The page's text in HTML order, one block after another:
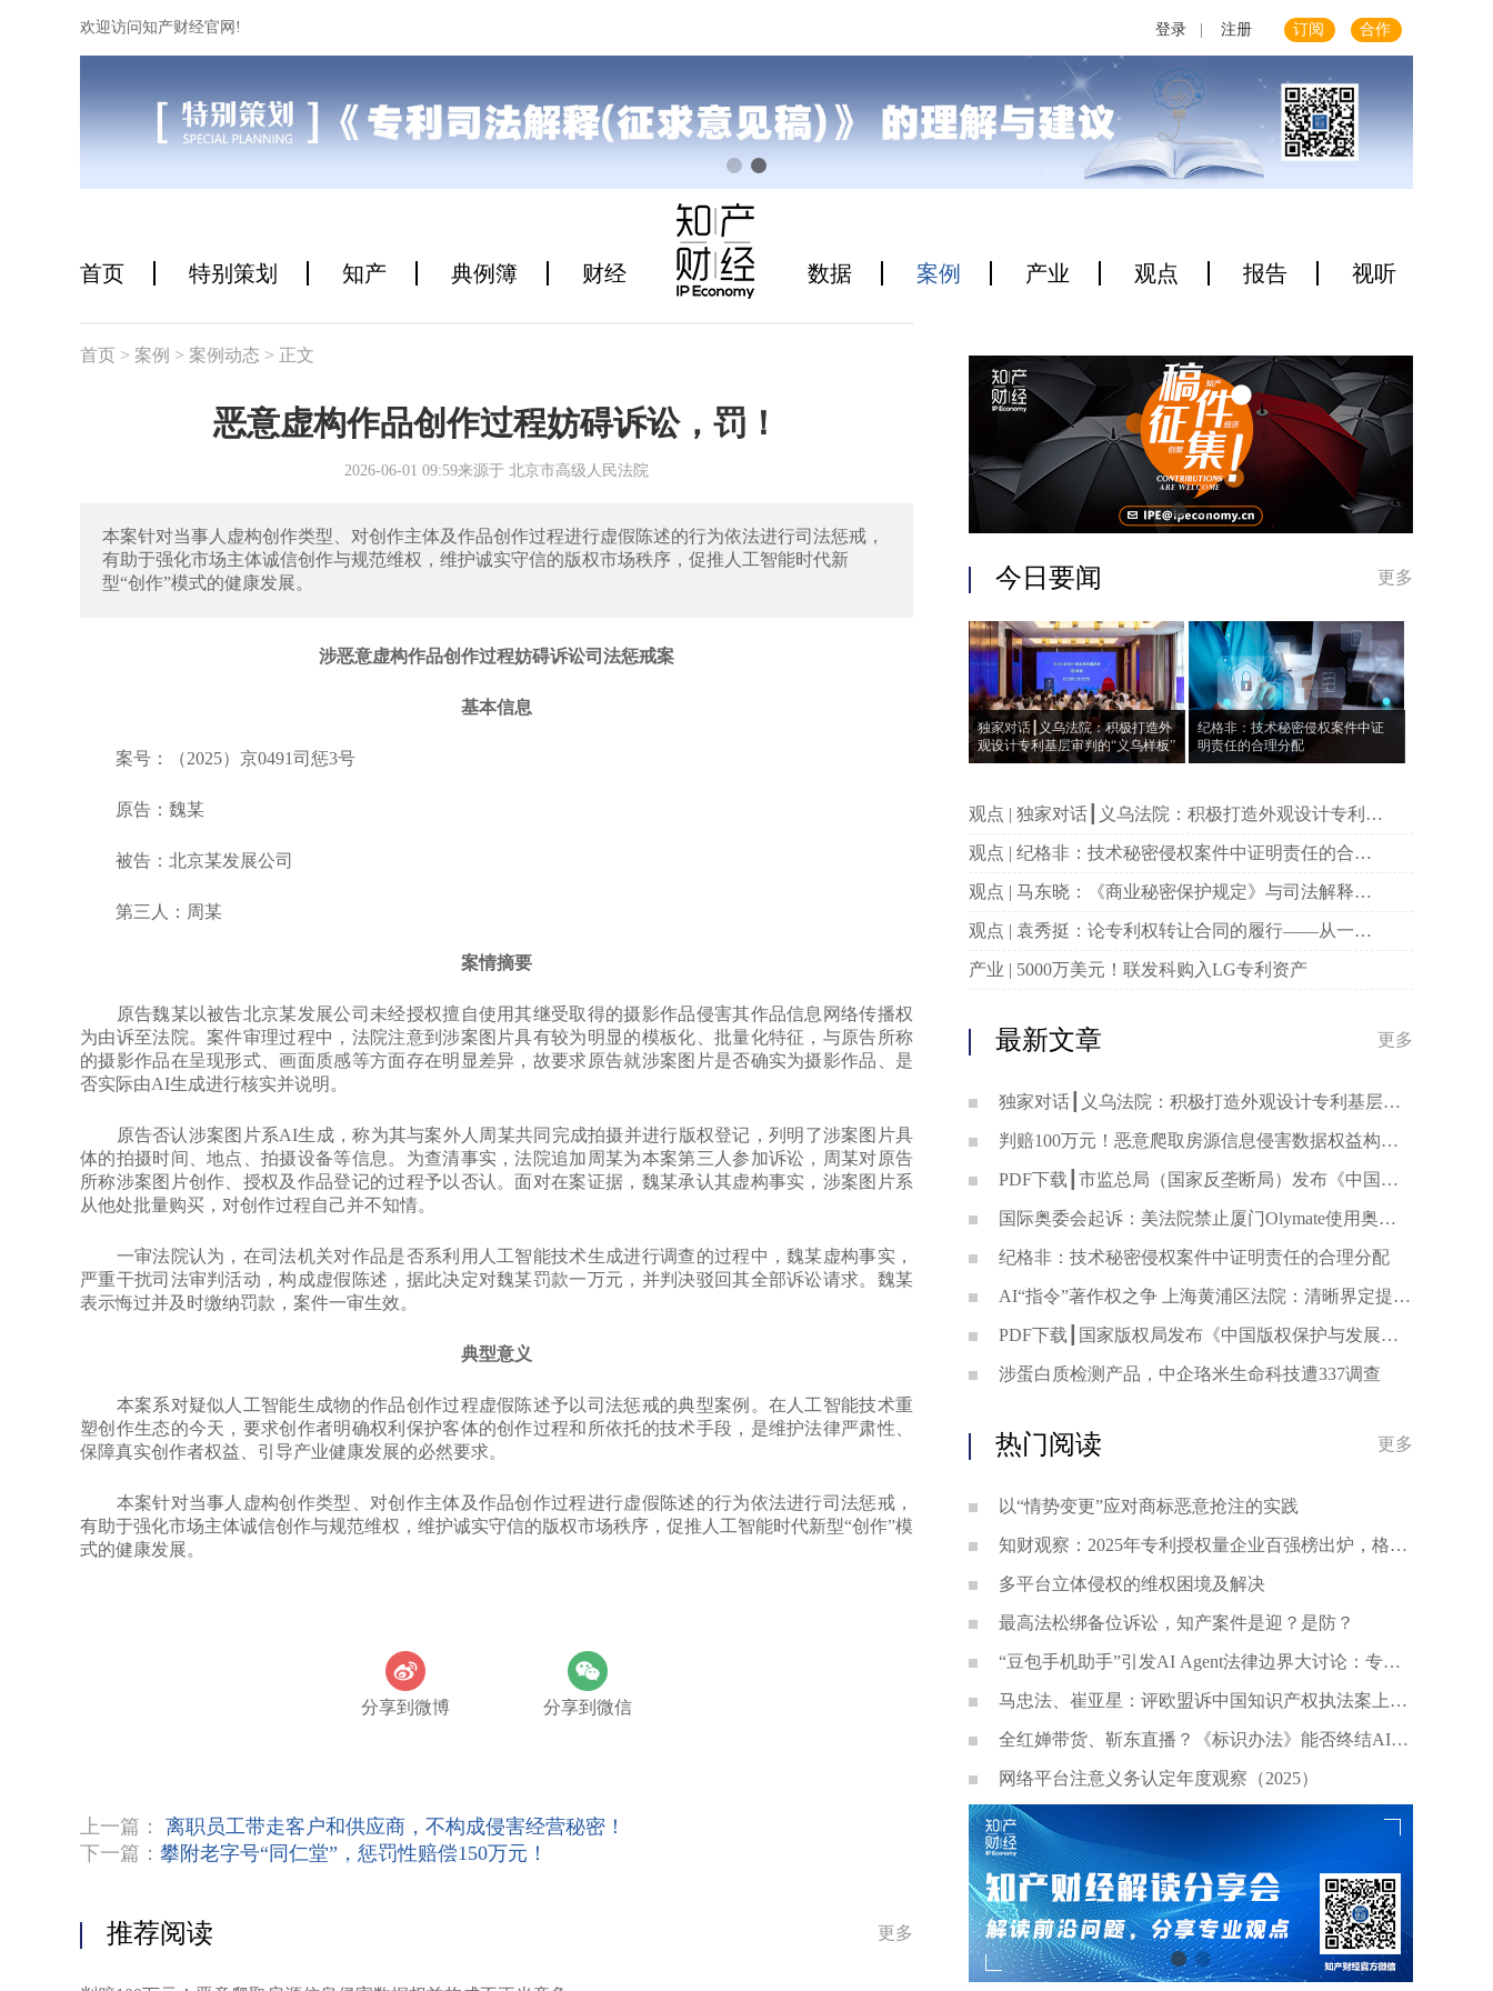
欢迎访问知产财经官网! 登录 注册 订阅 合作
首页 特别策划 知产 典例簿 财经 数据 案例 产业 观点 报告 视听
首页 > 案例 > 案例动态 > 正文
恶意虚构作品创作过程妨碍诉讼，罚！
2026-06-01 09:59来源于 北京市高级人民法院
本案针对当事人虚构创作类型、对创作主体及作品创作过程进行虚假陈述的行为依法进行司法惩戒，
有助于强化市场主体诚信创作与规范维权，维护诚实守信的版权市场秩序，促推人工智能时代新
型“创作”模式的健康发展。
涉恶意虚构作品创作过程妨碍诉讼司法惩戒案
基本信息
案号：（2025）京0491司惩3号
原告：魏某
被告：北京某发展公司
第三人：周某
案情摘要
原告魏某以被告北京某发展公司未经授权擅自使用其继受取得的摄影作品侵害其作品信息网络传播权
为由诉至法院。案件审理过程中，法院注意到涉案图片具有较为明显的模板化、批量化特征，与原告所称
的摄影作品在呈现形式、画面质感等方面存在明显差异，故要求原告就涉案图片是否确实为摄影作品、是
否实际由AI生成进行核实并说明。
原告否认涉案图片系AI生成，称为其与案外人周某共同完成拍摄并进行版权登记，列明了涉案图片具
体的拍摄时间、地点、拍摄设备等信息。为查清事实，法院追加周某为本案第三人参加诉讼，周某对原告
所称涉案图片创作、授权及作品登记的过程予以否认。面对在案证据，魏某承认其虚构事实，涉案图片系
从他处批量购买，对创作过程自己并不知情。
一审法院认为，在司法机关对作品是否系利用人工智能技术生成进行调查的过程中，魏某虚构事实，
严重干扰司法审判活动，构成虚假陈述，据此决定对魏某罚款一万元，并判决驳回其全部诉讼请求。魏某
表示悔过并及时缴纳罚款，案件一审生效。
典型意义
本案系对疑似人工智能生成物的作品创作过程虚假陈述予以司法惩戒的典型案例。在人工智能技术重
塑创作生态的今天，要求创作者明确权利保护客体的创作过程和所依托的技术手段，是维护法律严肃性、
保障真实创作者权益、引导产业健康发展的必然要求。
本案针对当事人虚构创作类型、对创作主体及作品创作过程进行虚假陈述的行为依法进行司法惩戒，
有助于强化市场主体诚信创作与规范维权，维护诚实守信的版权市场秩序，促推人工智能时代新型“创作”模
式的健康发展。
分享到微博 分享到微信
上一篇： 离职员工带走客户和供应商，不构成侵害经营秘密！
下一篇： 攀附老字号“同仁堂”，惩罚性赔偿150万元！
推荐阅读 更多
今日要闻 更多
独家对话┃义乌法院：积极打造外
观设计专利基层审判的“义乌样板”
纪格非：技术秘密侵权案件中证
明责任的合理分配
观点 | 独家对话┃义乌法院：积极打造外观设计专利基
层审判的“义乌样板”
观点 | 纪格非：技术秘密侵权案件中证明责任的合理
分配
观点 | 马东晓：《商业秘密保护规定》与司法解释的
对比与变化
观点 | 袁秀挺：论专利权转让合同的履行——从一则
案例谈起
产业 | 5000万美元！联发科购入LG专利资产
最新文章 更多
独家对话┃义乌法院：积极打造外观设计专利基层审
判的“义乌样板”
判赔100万元！恶意爬取房源信息侵害数据权益构成
不正当竞争
PDF下载┃市监总局（国家反垄断局）发布《中国反
垄断执法年度报告（2025）》
国际奥委会起诉：美法院禁止厦门Olymate使用奥运
标志
纪格非：技术秘密侵权案件中证明责任的合理分配
AI“指令”著作权之争 上海黄浦区法院：清晰界定提示
词独创性表达的标准
PDF下载┃国家版权局发布《中国版权保护与发展状
况（2025）》
涉蛋白质检测产品，中企珞米生命科技遭337调查
热门阅读 更多
以“情势变更”应对商标恶意抢注的实践
知财观察：2025年专利授权量企业百强榜出炉，格力
等头部企业引领创新浪潮
多平台立体侵权的维权困境及解决
最高法松绑备位诉讼，知产案件是迎？是防？
“豆包手机助手”引发AI Agent法律边界大讨论：专家
深度剖析数据合规与竞争秩序
马忠法、崔亚星：评欧盟诉中国知识产权执法案上诉
仲裁裁决
全红婵带货、靳东直播？《标识办法》能否终结AI拟
声乱象？
网络平台注意义务认定年度观察（2025）